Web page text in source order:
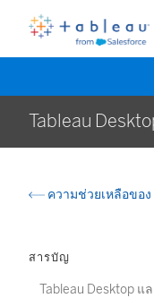
Tableau
ความช่วยเหลือของ
สารบัญ
Tableau Desktop แ